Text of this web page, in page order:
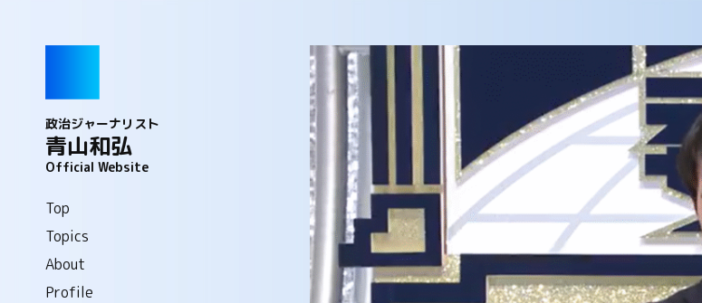
政治ジャーナリスト
青山和弘
Official Website
Top
Topics
About
Profile